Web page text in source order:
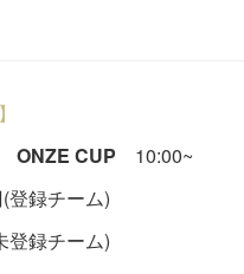
ONZE CUP 10:00~
登録チーム)
チーム)